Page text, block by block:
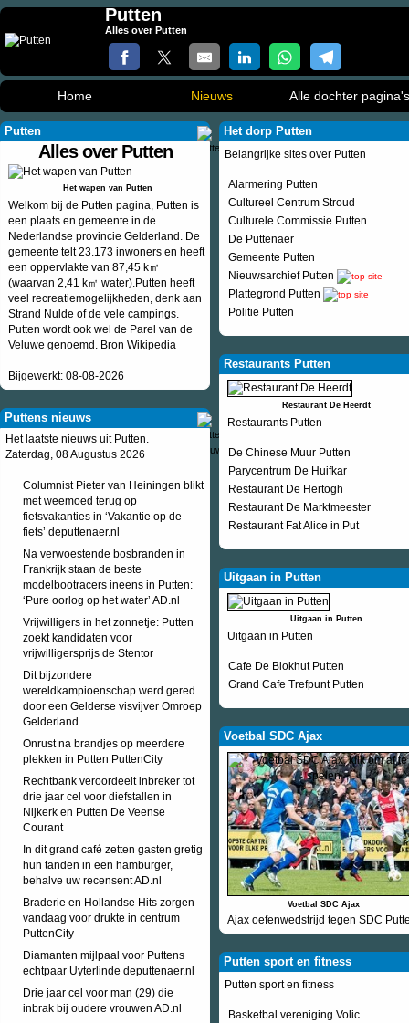
Putten
Alles over Putten
Home Nieuws Alle dochter pagina's
Putten
Alles over Putten
Het wapen van Putten
Welkom bij de Putten pagina, Putten is
een plaats en gemeente in de
Nederlandse provincie Gelderland. De
gemeente telt 23.173 inwoners en heeft
een oppervlakte van 87,45 k㎡
(waarvan 2,41 k㎡ water).Putten heeft
veel recreatiemogelijkheden, denk aan
Strand Nulde of de vele campings.
Putten wordt ook wel de Parel van de
Veluwe genoemd. Bron Wikipedia
Bijgewerkt: 08-08-2026
Puttens nieuws
Het laatste nieuws uit Putten.
Zaterdag, 08 Augustus 2026
Columnist Pieter van Heiningen blikt
met weemoed terug op
fietsvakanties in ‘Vakantie op de
fiets’ deputtenaer.nl
Na verwoestende bosbranden in
Frankrijk staan de beste
modelbootracers ineens in Putten:
‘Pure oorlog op het water’ AD.nl
Vrijwilligers in het zonnetje: Putten
zoekt kandidaten voor
vrijwilligersprijs de Stentor
Dit bijzondere
wereldkampioenschap werd gered
door een Gelderse visvijver Omroep
Gelderland
Onrust na brandjes op meerdere
plekken in Putten PuttenCity
Rechtbank veroordeelt inbreker tot
drie jaar cel voor diefstallen in
Nijkerk en Putten De Veense
Courant
In dit grand café zetten gasten gretig
hun tanden in een hamburger,
behalve uw recensent AD.nl
Braderie en Hollandse Hits zorgen
vandaag voor drukte in centrum
PuttenCity
Diamanten mijlpaal voor Puttens
echtpaar Uyterlinde deputtenaer.nl
Drie jaar cel voor man (29) die
inbrak bij oudere vrouwen AD.nl
Het dorp Putten
Belangrijke sites over Putten
Alarmering Putten
Cultureel Centrum Stroud
Culturele Commissie Putten
De Puttenaer
Gemeente Putten
Nieuwsarchief Putten
Plattegrond Putten
Politie Putten
Restaurants Putten
Restaurant De Heerdt
Restaurants Putten
De Chinese Muur Putten
Parycentrum De Huifkar
Restaurant De Hertogh
Restaurant De Marktmeester
Restaurant Fat Alice in Put
Uitgaan in Putten
Uitgaan in Putten
Uitgaan in Putten
Cafe De Blokhut Putten
Grand Cafe Trefpunt Putten
Voetbal SDC Ajax
Voetbal SDC Ajax
Ajax oefenwedstrijd tegen SDC
Putten sport en fitness
Putten sport en fitness
Basketbal vereniging Volic